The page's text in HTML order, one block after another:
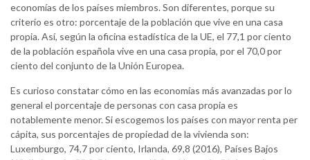
economías de los países miembros. Son diferentes, porque su
criterio es otro: porcentaje de la población que vive en una casa
propia. Así, según la oficina estadística de la UE, el 77,1 por ciento
de la población española vive en una casa propia, por el 70,0 por
ciento del conjunto de la Unión Europea.
Es curioso constatar cómo en las economías más avanzadas por lo
general el porcentaje de personas con casa propia es
notablemente menor. Si escogemos los países con mayor renta per
cápita, sus porcentajes de propiedad de la vivienda son:
Luxemburgo, 74,7 por ciento, Irlanda, 69,8 (2016), Países Bajos